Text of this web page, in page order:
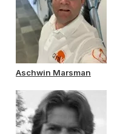
Aschwin Marsman